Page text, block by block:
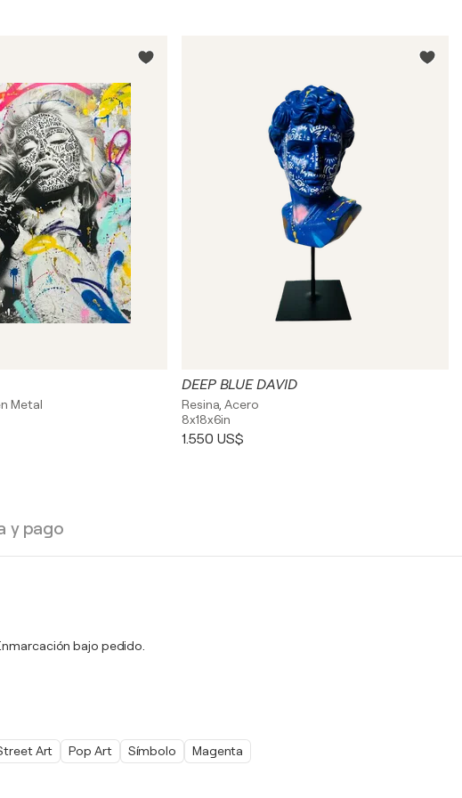
Metal
DEEP BLUE DAVID
Resina, Acero
8x18x6in
1.550 US$
y pago
bajo pedido.
Art Pop Art Símbolo Magenta